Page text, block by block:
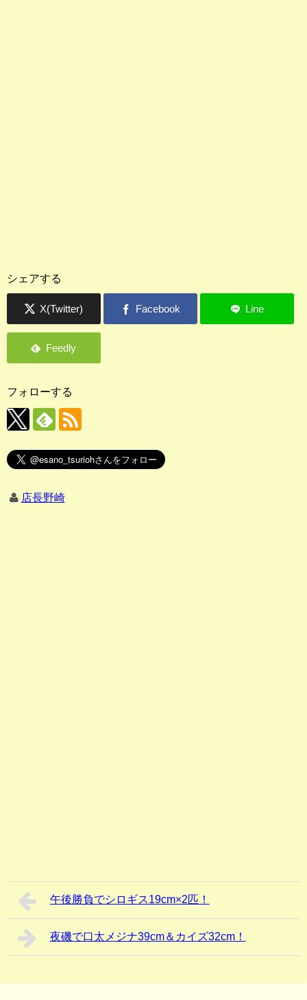
シェアする
フォローする
店長野崎
午後勝負でシロギス19cm×2匹！
夜磯で口太メジナ39cm＆カイズ32cm！